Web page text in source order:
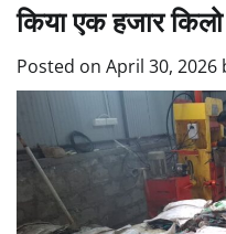
किया एक हजार
Posted on April 30, 2026